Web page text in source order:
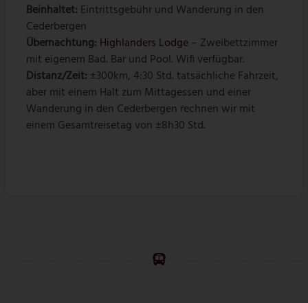
Beinhaltet: Eintrittsgebühr und Wanderung in den
Cederbergen
Übernachtung: Highlanders Lodge– Zweibettzimmer
mit eigenem Bad. Bar und Pool. Wifi verfügbar.
Distanz/Zeit: ±300km, 4:30 Std. tatsächliche Fahrzeit,
aber mit einem Halt zum Mittagessen und einer
Wanderung in den Cederbergen rechnen wir mit
einem Gesamtreisetag von ±8h30 Std.